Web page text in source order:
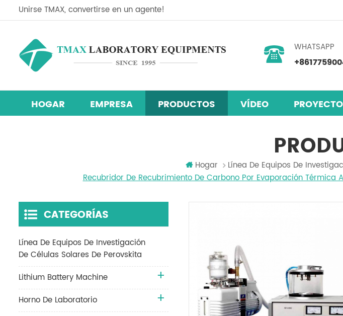
Unirse TMAX, convertirse en un agente!
WHATSAPP
HOGAR EMPRESA PRODUCTOS VÍDEO
Hogar
Línea De Equipos De
Recubridor De Recubrimiento De Carbono Por Evaporación
CATEGORÍAS
Línea De Equipos De Investigación
De Células Solares De Perovskita
Lithium Battery Machine
Horno De Laboratorio